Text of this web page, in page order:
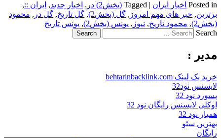
Posted in اخبار ایران |
Tagged (بخش2) در , اخبار جدید, ایران ::,
برترین, خبر های مهم امروز , گل (بخش2) , گل تاریخ, گل در , محمود
(بخش2)
, محمود تاریخ, نیوز , یونس (بخش2) , یونس تاریخ
Search
مدیر :
خرید بک لینک behtarinbacklink.com
لایسنس نود32
پسورد نود 32
اوکلی لایسنس رایگان نود 32
همیار نود 32
بهترین سئو
رایگان